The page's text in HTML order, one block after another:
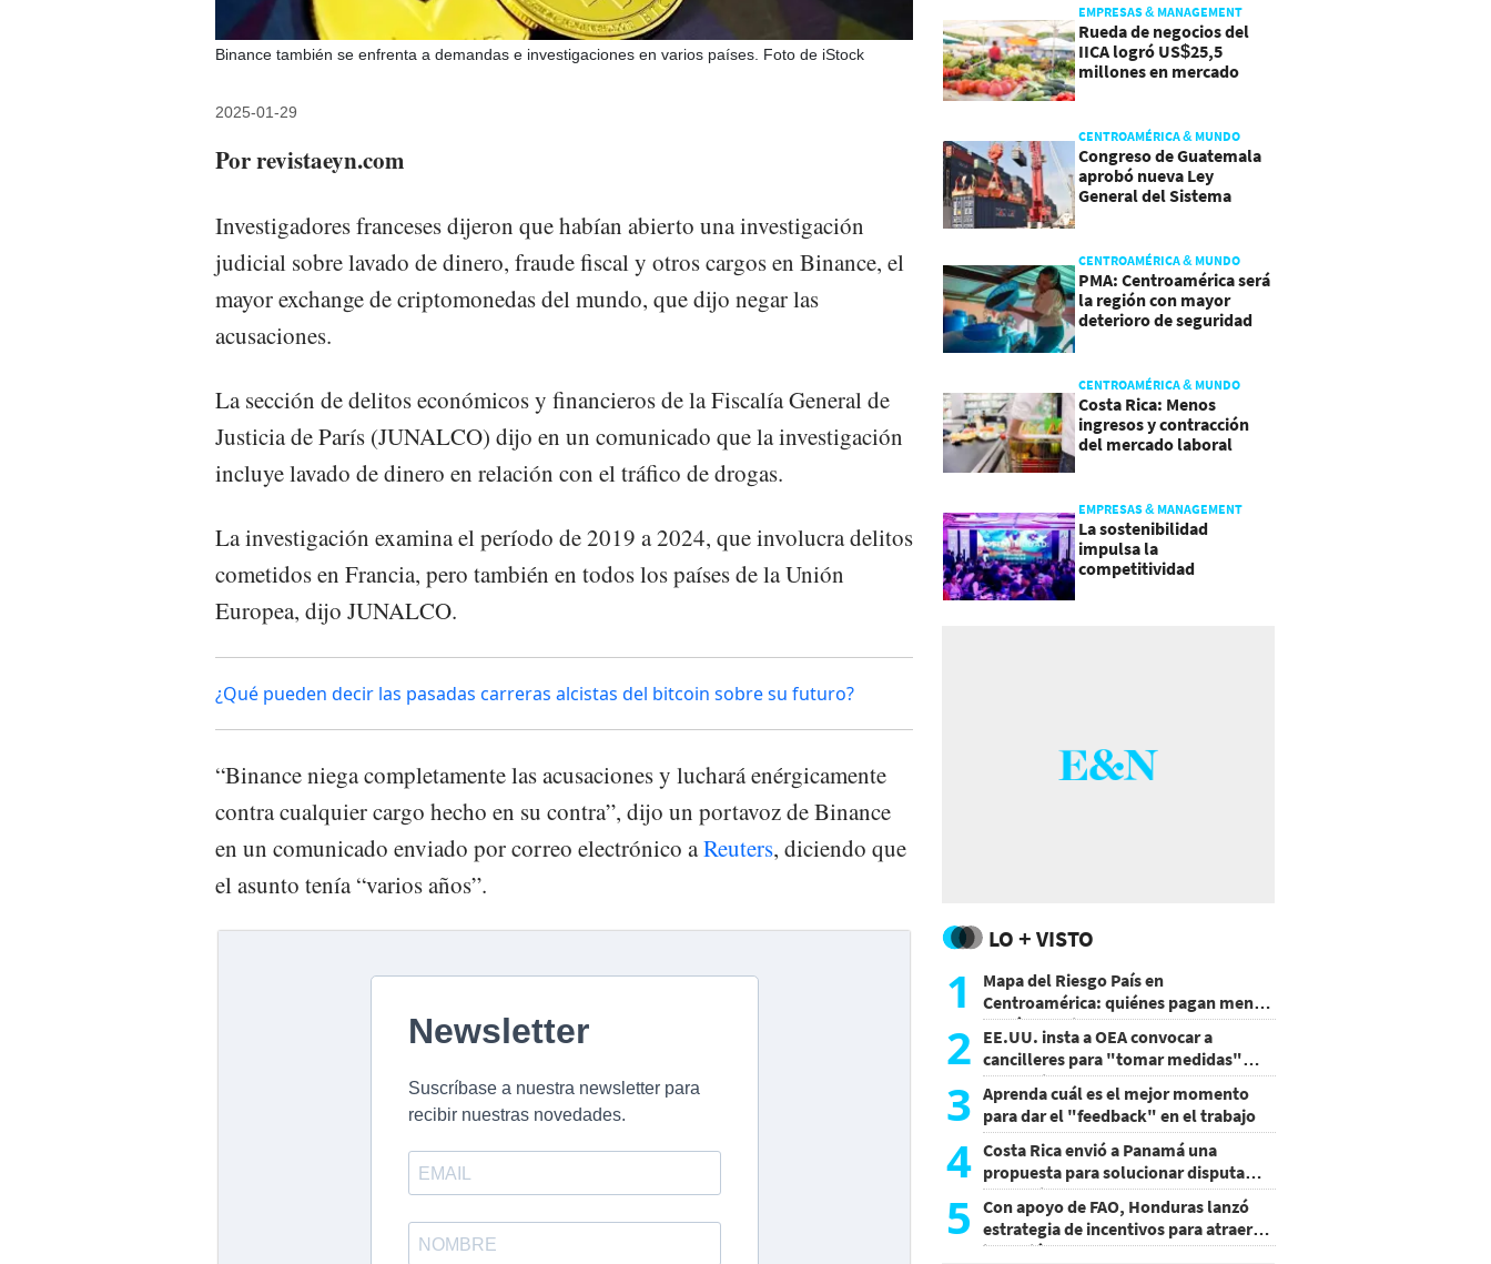
Binance también se enfrenta a demandas e investigaciones en varios países. Foto de iStock
2025-01-29
Por revistaeyn.com
Investigadores franceses dijeron que habían abierto una investigación
judicial sobre lavado de dinero, fraude fiscal y otros cargos en Binance, el
mayor exchange de criptomonedas del mundo, que dijo negar las
acusaciones.
La sección de delitos económicos y financieros de la Fiscalía General de
Justicia de París (JUNALCO) dijo en un comunicado que la investigación
incluye lavado de dinero en relación con el tráfico de drogas.
La investigación examina el período de 2019 a 2024, que involucra delitos
cometidos en Francia, pero también en todos los países de la Unión
Europea, dijo JUNALCO.
¿Qué pueden decir las pasadas carreras alcistas del bitcoin sobre su futuro?
“Binance niega completamente las acusaciones y luchará enérgicamente
contra cualquier cargo hecho en su contra”, dijo un portavoz de Binance
en un comunicado enviado por correo electrónico aReuters, diciendo que
el asunto tenía “varios años”.
EMPRESAS & MANAGEMENT
Rueda de negocios del
IICA logró US$25,5
millones en mercado
CENTROAMÉRICA & MUNDO
Congreso de Guatemala
aprobó nueva Ley
General del Sistema
CENTROAMÉRICA & MUNDO
PMA: Centroamérica será
la región con mayor
deterioro de seguridad
CENTROAMÉRICA & MUNDO
Costa Rica: Menos
ingresos y contracción
del mercado laboral
EMPRESAS & MANAGEMENT
La sostenibilidad
impulsa la
competitividad
LO + VISTO
1
Mapa del Riesgo País en
Centroamérica: quiénes pagan menos
y cuáles mejoraron
2 EE.UU. insta a OEA convocar a
cancilleres para "tomar medidas"
sobre Nicaragua
3 Aprenda cuál es el mejor momento
para dar el "feedback" en el trabajo
4 Costa Rica envió a Panamá una
propuesta para solucionar disputa
comercial
5
Con apoyo de FAO, Honduras lanzó
estrategia de incentivos para atraer
inversión al agro